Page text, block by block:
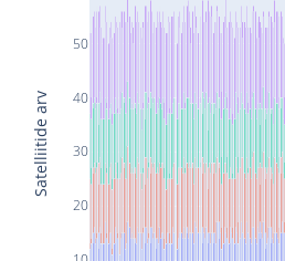
20
30
40
50
Satelliitide arv